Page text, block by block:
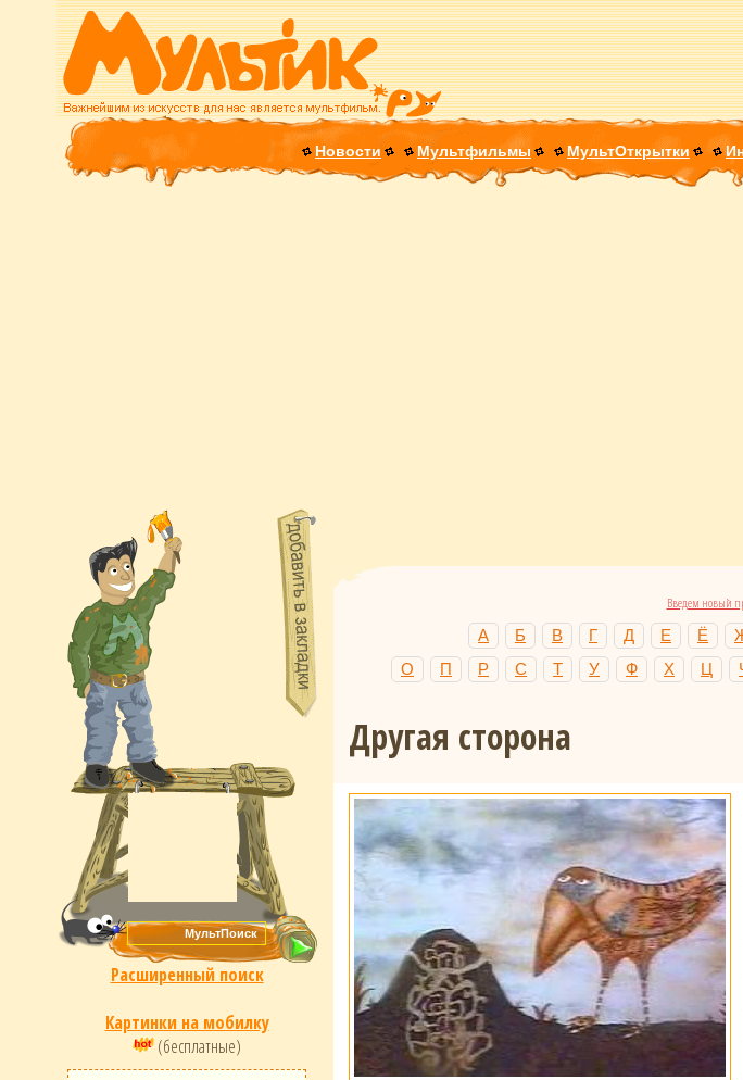
Новости Мультфильмы МультОткрытки
Расширенный поиск
Картинки на мобилку
(бесплатные)
Введем новый
А Б В Г Д Е Ё
О
П Р С Т У Ф Х Ц
Другая сторона